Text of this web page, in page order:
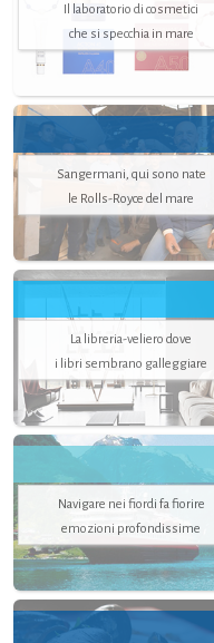
Il laboratorio di cosmetici
che si specchia in mare
Sangermani, qui sono nate
le Rolls-Royce del mare
La libreria-veliero dove
i libri sembrano galleggiare
Navigare nei fiordi fa fiorire
emozioni profondissime